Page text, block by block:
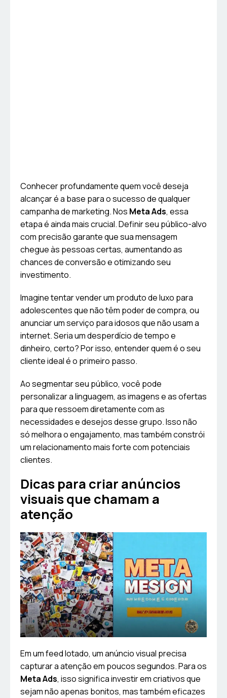
Conhecer profundamente quem você deseja
alcançar é a base para o sucesso de qualquer
campanha de marketing. Nos Meta Ads, essa
etapa é ainda mais crucial. Definir seu público-alvo
com precisão garante que sua mensagem
chegue às pessoas certas, aumentando as
chances de conversão e otimizando seu
investimento.
Imagine tentar vender um produto de luxo para
adolescentes que não têm poder de compra, ou
anunciar um serviço para idosos que não usam a
internet. Seria um desperdício de tempo e
dinheiro, certo? Por isso, entender quem é o seu
cliente ideal é o primeiro passo.
Ao segmentar seu público, você pode
personalizar a linguagem, as imagens e as ofertas
para que ressoem diretamente com as
necessidades e desejos desse grupo. Isso não
só melhora o engajamento, mas também constrói
um relacionamento mais forte com potenciais
clientes.
Dicas para criar anúncios
visuais que chamam a
atenção
Em um feed lotado, um anúncio visual precisa
capturar a atenção em poucos segundos. Para os
Meta Ads, isso significa investir em criativos que
sejam não apenas bonitos, mas também eficazes